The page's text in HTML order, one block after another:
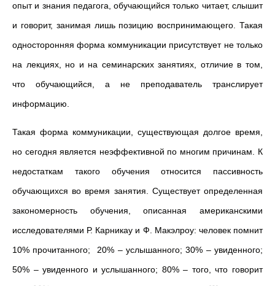
опыт и знания педагога, обучающийся только читает, слышит
и говорит, занимая лишь позицию воспринимающего. Такая
односторонняя форма коммуникации присутствует не только
на лекциях, но и на семинарских занятиях, отличие в том,
что обучающийся, а не преподаватель транслирует
информацию.
Такая форма коммуникации, существующая долгое время,
но сегодня является неэффективной по многим причинам. К
недостаткам такого обучения относится пассивность
обучающихся во время занятия. Существует определенная
закономерность обучения, описанная американскими
исследователями Р. Карникау и Ф. Макэлроу: человек помнит
10% прочитанного; 20% – услышанного; 30% – увиденного;
50% – увиденного и услышанного; 80% – того, что говорит